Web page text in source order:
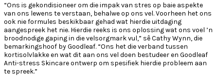
“Ons is gekondisioneer om die impak van stres op baie aspekte
van ons lewens te verstaan, behalwe op ons vel. Voorheen het ons
ook nie formules beskikbaar gehad wat hierdie uitdaging
aangespreek het nie. Hierdie reeks is ons oplossing wat ons voel ’n
broodnodige gaping in die velsorgmark vul,” sê Cathy Wynn, die
bemarkingshoof by Goodleaf. “Ons het die verband tussen
kortisolvlakke en wat dit aan ons vel doen bestudeer en Goodleaf
Anti-stress Skincare ontwerp om spesifiek hierdie probleem aan
te spreek.”